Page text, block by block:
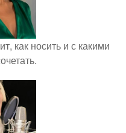
как носить и с какими